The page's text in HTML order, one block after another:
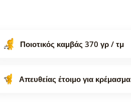
Ποιοτικός καμβάς 370 γρ / τμ
Απευθείας έτοιμο για κρέμασμα